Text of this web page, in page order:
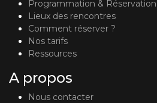
Programmation & Réservation
Lieux des rencontres
Comment réserver ?
Nos tarifs
Ressources
A propos
Nous contacter